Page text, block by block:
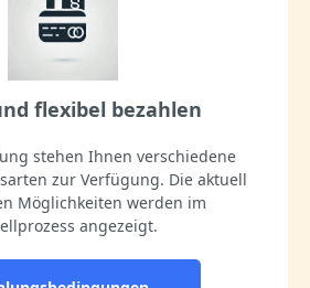
flexibel bezahlen
stehen Ihnen verschiedene
zur Verfügung. Die aktuell
Möglichkeiten werden im
angezeigt.